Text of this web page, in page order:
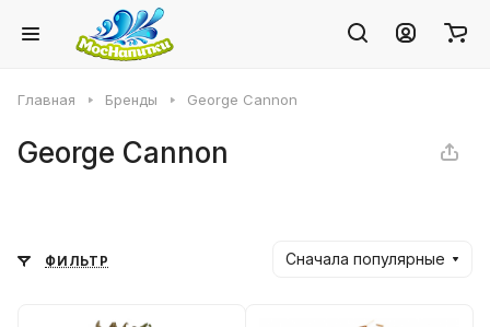
Главная Бренды George Cannon
George Cannon
ФИЛЬТР Сначала популярные